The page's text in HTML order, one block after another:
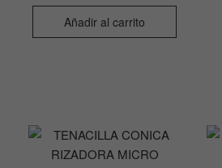
producto
Añadir al carrito